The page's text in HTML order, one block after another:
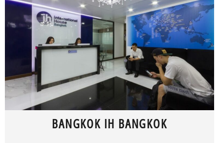
BANGKOK IH BANGKOK